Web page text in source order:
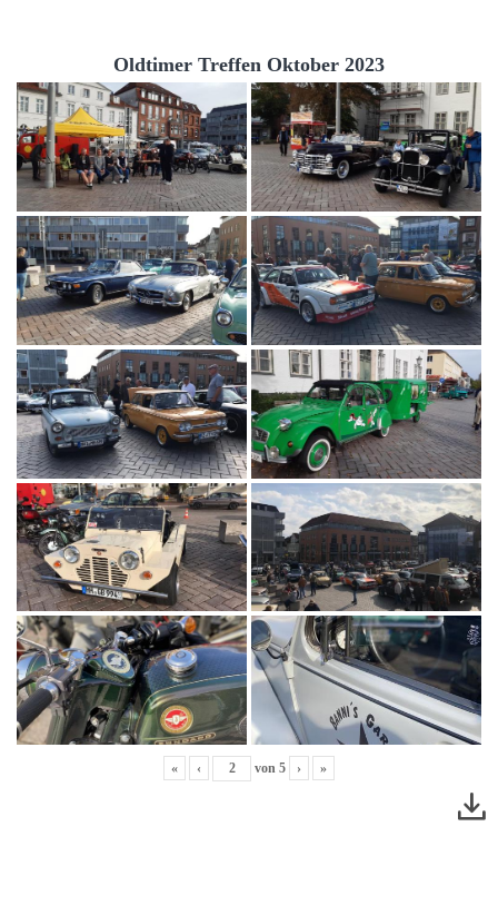
Oldtimer Treffen Oktober 2023
« ‹ von 5 › »